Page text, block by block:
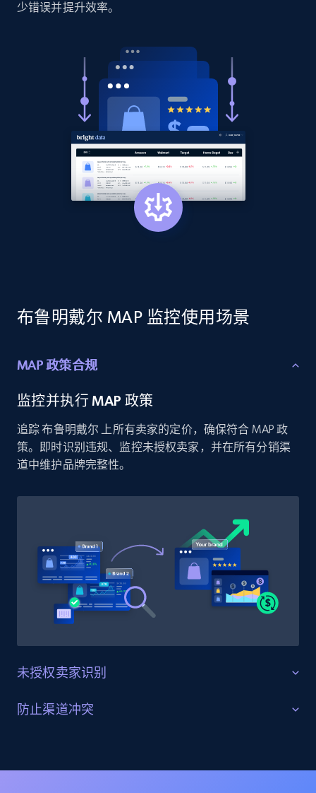
Amazon products global dataset - Collect
products from Brands URLs
Title, Seller name, Brand, Description, Initial
price, Currency, Availability, Reviews count, and
2.1K+ 375+ 立即开始
Reviews count shop, Reviews count item, Initial
price, and more.
1.9K+
Etsy - Collect data on products using
specified keywords
URL, Product id, Listing inventory id, Title, Rating,
1.9K+ 立即开始
Etsy - Collects data from shop's URL
Reviews count shop, Reviews count item, Initial
price, and more.
1.9K+
Amazon products search
少错误并提升效率。
布鲁明戴尔 MAP 监控使用场景
MAP 政策合规
监控并执行 MAP 政策
追踪 布鲁明戴尔 上所有卖家的定价，确保符合 MAP 政
策。即时识别违规、监控未授权卖家，并在所有分销渠
道中维护品牌完整性。
未授权卖家识别
识别并追踪灰色市场活动
权渠道合作伙伴。
防止渠道冲突
通过监控 布鲁明戴尔 上所有卖家的定价一致性，避免渠